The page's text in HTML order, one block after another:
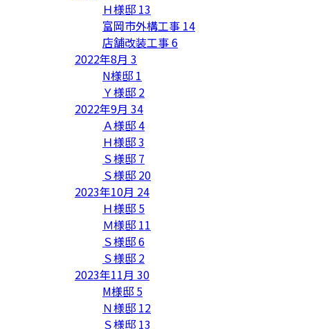
Ｈ様邸 13
富岡市外構工事 14
店舗改装工事6
2022年8月 3
N様邸 1
Ｙ様邸 2
2022年9月 34
Ａ様邸4
Ｈ様邸3
Ｓ様邸 7
Ｓ様邸 20
2023年10月 24
Ｈ様邸 5
Ｍ様邸 11
Ｓ様邸6
Ｓ様邸 2
2023年11月 30
M様邸 5
Ｎ様邸 12
Ｓ様邸 13